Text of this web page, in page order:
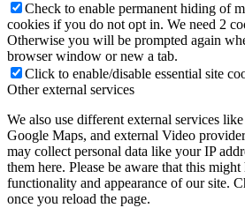
Check to enable permanent hiding of
cookies if you do not opt in. We need 2
Otherwise you will be prompted again
browser window or new a tab.
Click to enable/disable essential site
Other external services
We also use different external services
Google Maps, and external Video
may collect personal data like your IP
them here. Please be aware that this
functionality and appearance of our site.
once you reload the page.